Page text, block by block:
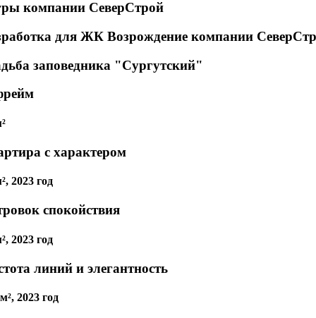
компании СеверСтрой
для ЖК Возрождение компании
заповедника "Сургутский"
с характером
2023 год
спокойствия
2023 год
линий и элегантность
2023 год